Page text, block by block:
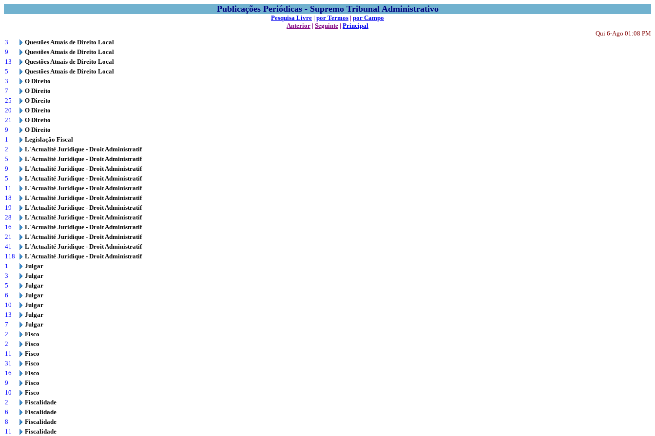
Publicações Periódicas - Supremo Tribunal Administrativo
Pesquisa Livre | por Termos | por Campo
Anterior | Seguinte | Principal
Qui 6-Ago 01:08 PM
3
Questões Atuais de Direito Local
9
Questões Atuais de Direito Local
13
Questões Atuais de Direito Local
5
Questões Atuais de Direito Local
3
O Direito
7
O Direito
25
O Direito
20
O Direito
21
O Direito
9
O Direito
1
Legislação Fiscal
2
L'Actualité Juridique - Droit Administratif
5
L'Actualité Juridique - Droit Administratif
9
L'Actualité Juridique - Droit Administratif
5
L'Actualité Juridique - Droit Administratif
11
L'Actualité Juridique - Droit Administratif
18
L'Actualité Juridique - Droit Administratif
19
L'Actualité Juridique - Droit Administratif
28
L'Actualité Juridique - Droit Administratif
16
L'Actualité Juridique - Droit Administratif
21
L'Actualité Juridique - Droit Administratif
41
L'Actualité Juridique - Droit Administratif
118
L'Actualité Juridique - Droit Administratif
1
Julgar
3
Julgar
5
Julgar
6
Julgar
10
Julgar
13
Julgar
7
Julgar
2
Fisco
2
Fisco
11
Fisco
31
Fisco
16
Fisco
9
Fisco
10
Fisco
2
Fiscalidade
6
Fiscalidade
8
Fiscalidade
11
Fiscalidade